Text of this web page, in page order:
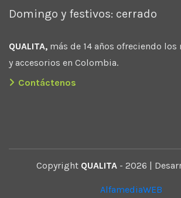
Domingo y festivos: cerrado
QUALITA, más de 14 años ofreciendo los
y accesorios en Colombia.
Contáctenos
Copyright QUALITA - 2026 |
AlfamediaWEB